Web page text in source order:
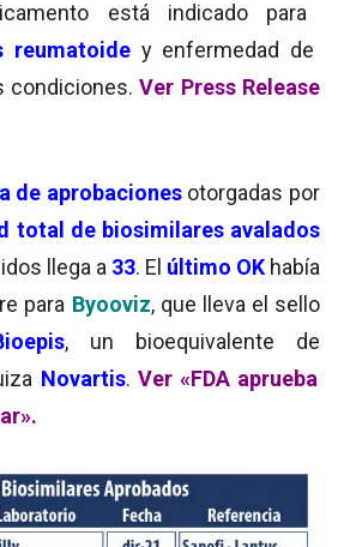
está indicado para
reumatoide y enfermedad de
condiciones. Ver Press Release
de aprobacionesotorgadas por
total de biosimilares avalados
llega a 33. El último OK había
para Byooviz, que lleva el sello
, un bioequivalente de
Novartis. Ver «FDA aprueba